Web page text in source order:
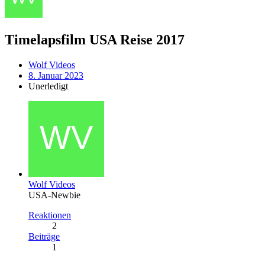
Timelapsfilm USA Reise 2017
Wolf Videos
8. Januar 2023
Unerledigt
Wolf Videos
USA-Newbie
Reaktionen
2
Beiträge
1